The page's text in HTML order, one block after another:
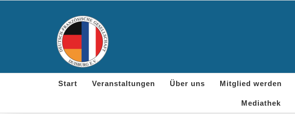
Start Veranstaltungen Über uns Mitglied werden
Mediathek